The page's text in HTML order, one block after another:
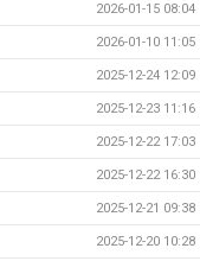
2026-01-15 08:04
2026-01-10 11:05
2025-12-24 12:09
2025-12-23 11:16
2025-12-22 17:03
2025-12-22 16:30
2025-12-21 09:38
2025-12-20 10:28